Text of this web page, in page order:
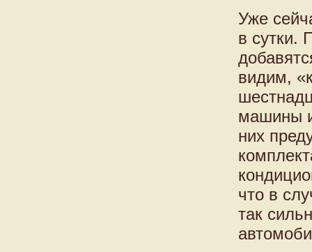
Уже
в сутки.
видим,
машины
них
что в
так